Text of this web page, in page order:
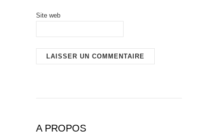
Site web
A PROPOS